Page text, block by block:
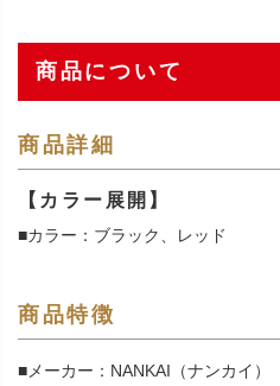
商品について
商品詳細
【カラー展開】
■カラー：ブラック、レッド
商品特徴
■メーカー：NANKAI（ナンカイ）